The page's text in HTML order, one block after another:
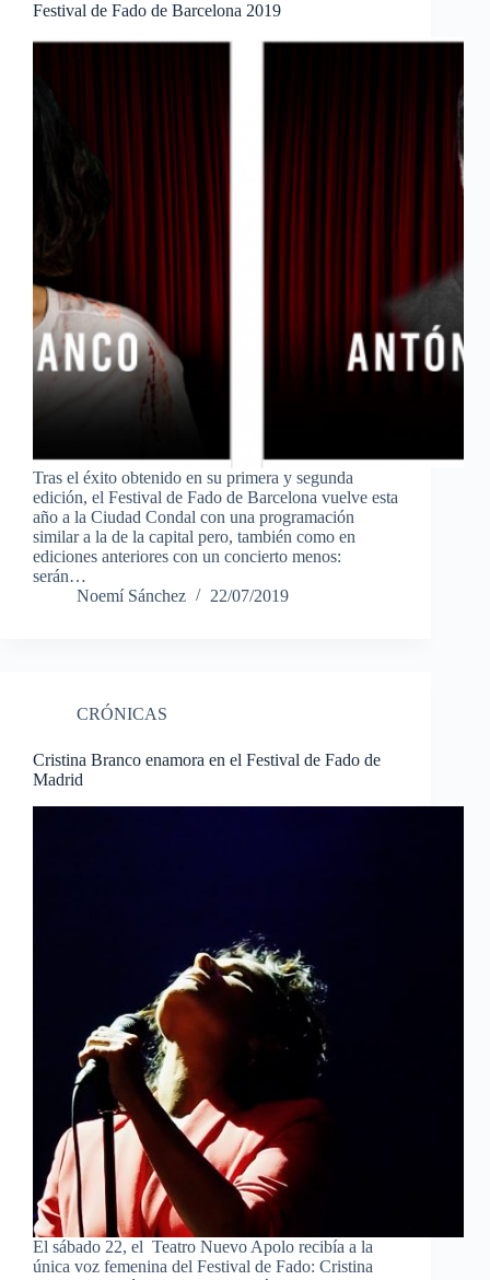
Festival de Fado de Barcelona 2019
Tras el éxito obtenido en su primera y segunda
edición, el Festival de Fado de Barcelona vuelve esta
año a la Ciudad Condal con una programación
similar a la de la capital pero, también como en
ediciones anteriores con un concierto menos:
serán…
Noemí Sánchez
22/07/2019
CRÓNICAS
Cristina Branco enamora en el Festival de Fado de
Madrid
El sábado 22, el Teatro Nuevo Apolo recibía a la
única voz femenina del Festival de Fado: Cristina